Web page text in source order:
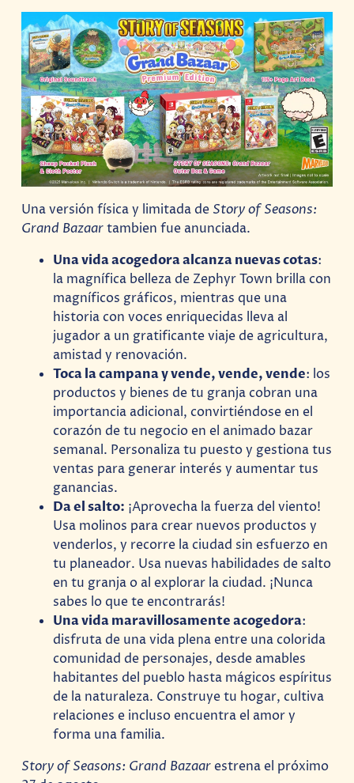
Una versión física y limitada de Story of Seasons:
Grand Bazaartambien fue anunciada.
Una vida acogedora alcanza nuevas cotas:
la magnífica belleza de Zephyr Town brilla con
magníficos gráficos, mientras que una
historia con voces enriquecidas lleva al
jugador a un gratificante viaje de agricultura,
amistad y renovación.
Toca la campana y vende, vende, vende: los
productos y bienes de tu granja cobran una
importancia adicional, convirtiéndose en el
corazón de tu negocio en el animado bazar
semanal. Personaliza tu puesto y gestiona tus
ventas para generar interés y aumentar tus
ganancias.
Da el salto: ¡Aprovecha la fuerza del viento!
Usa molinos para crear nuevos productos y
venderlos, y recorre la ciudad sin esfuerzo en
tu planeador. Usa nuevas habilidades de salto
en tu granja o al explorar la ciudad. ¡Nunca
sabes lo que te encontrarás!
Una vida maravillosamente acogedora:
disfruta de una vida plena entre una colorida
comunidad de personajes, desde amables
habitantes del pueblo hasta mágicos espíritus
de la naturaleza. Construye tu hogar, cultiva
relaciones e incluso encuentra el amor y
forma una familia.
Story of Seasons: Grand Bazaarestrena el próximo